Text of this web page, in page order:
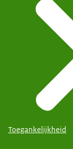
Toegankelijkheid